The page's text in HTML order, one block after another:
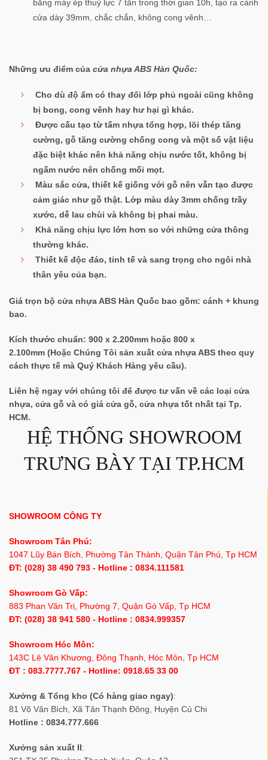
bằng máy ép thuỷ lực 7 tấn trong thời gian 10h, tạo ra cánh
cửa dày 39mm, chắc chắn, không cong vênh…
Những ưu điểm của cửa nhựa ABS Hàn Quốc:
Cho dù độ ẩm có thay đổi lớp phủ ngoài cũng không
bị bong, cong vênh hay hư hại gì khác.
Được cấu tạo từ tấm nhựa tổng hợp, lõi thép tăng
cường, gỗ tăng cường chống cong và một số vật liệu
đặc biệt khác nên khả năng chịu nước tốt, không bị
ngấm nước nên chống mối mọt.
Màu sắc cửa, thiết kế giống với gỗ nên vẫn tạo được
cảm giác như gỗ thật. Lớp màu dày 3mm chống trầy
xước, dễ lau chùi và không bị phai màu.
Khả năng chịu lực lớn hơn so với những cửa thông
thường khác.
Thiết kế độc đáo, tinh tế và sang trọng cho ngôi nhà
thân yêu của bạn.
Giá trọn bộ cửa nhựa ABS Hàn Quốc bao gồm: cánh + khung
bao.
Kích thước chuẩn: 900 x 2.200mm hoặc 800 x
2.100mm (Hoặc Chúng Tôi sản xuất cửa nhựa ABS theo quy
cách thực tế mà Quý Khách Hàng yêu cầu).
Liên hệ ngay với chúng tôi để được tư vấn về các loại cửa
nhựa, cửa gỗ và có giá cửa gỗ, cửa nhựa tốt nhất tại Tp.
HCM.
HỆ THỐNG SHOWROOM
TRƯNG BÀY TẠI TP.HCM
SHOWROOM CÔNG TY
Showroom Tân Phú:
1047 Lũy Bán Bích, Phường Tân Thành, Quận Tân Phú, Tp HCM
ĐT: (028) 38 490 793 - Hotline : 0834.111581
Showroom Gò Vấp:
883 Phan Văn Trị, Phường 7, Quận Gò Vấp, Tp HCM
ĐT: (028) 38 941 580 - Hotline : 0834.999357
Showroom Hóc Môn:
143C Lê Văn Khương, Đông Thạnh, Hóc Môn, Tp HCM
ĐT : 083.7777.767 - Hotline: 0918.65 33 00
Xưởng & Tổng kho (Có hàng giao ngay):
81 Võ Văn Bích, Xã Tân Thạnh Đông, Huyện Củ Chi
Hotline : 0834.777.666
Xưởng sản xuất II: